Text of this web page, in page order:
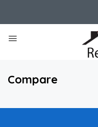
Compare